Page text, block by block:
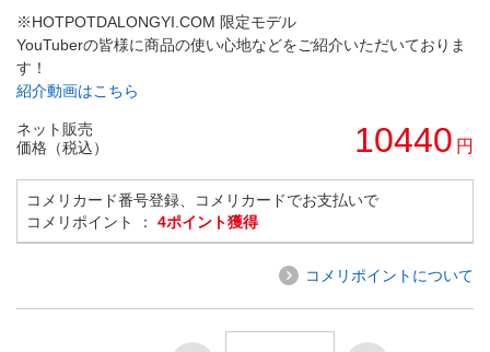
※HOTPOTDALONGYI.COM 限定モデル
YouTuberの皆様に商品の使い心地などをご紹介いただいておりま
す！
紹介動画はこちら
ネット販売
価格（税込）
10440 円
コメリカード番号登録、コメリカードでお支払いで
コメリポイント ： 4ポイント獲得
コメリポイントについて